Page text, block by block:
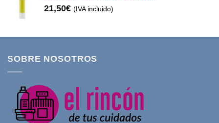
21,50€ (IVA incluido)
SOBRE NOSOTROS